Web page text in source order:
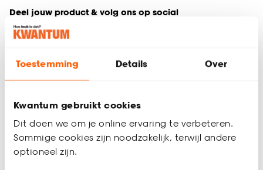
Toestemming Details Over
Kwantum gebruikt cookies
Dit doen we om je online ervaring te verbeteren.
Sommige cookies zijn noodzakelijk, terwijl andere
optioneel zijn.
Deel jouw product & volg ons op social
Productomschrijving
een sfeervolle en moderne manier om van je koffie te
oor, is gemaakt van duurzaam aardewerk (stoneware) en
afgewerkt met een elegante bruine rand. Het eigentijdse
design maakt deze koffiemok met oor een perfecte